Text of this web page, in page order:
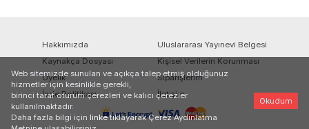
Hakkımızda
Uluslararası Yayınevi Belgesi
Kaynakça Dosyası
Kişisel Verilerin Korunması
Üyelik
Siparişlerim
İade Politikası
İletişim
Web sitemizde sunulan ve açıkça talep etmiş olduğunuz
hizmetler için kesinlikle gerekli,
birinci taraf oturum çerezleri ve kalıcı çerezler
kullanılmaktadır.
Daha fazla bilgi için linke tıklayarak Çerez Aydınlatma
Okudum